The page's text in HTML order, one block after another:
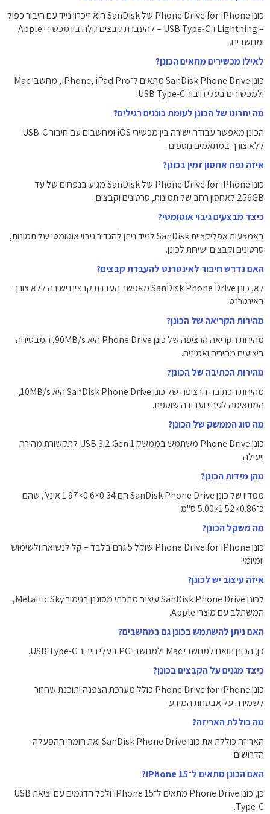
כונן Phone Drive for iPhone של SanDisk הוא זיכרון נייד עם חיבור כפול
– Lightning ו־USB Type-C – להעברת קבצים קלה בין מכשירי Apple
ומחשבים.
לאילו מכשירים מתאים הכונן?
כונן SanDisk Phone Drive מתאים ל־iPhone, iPad Pro, מחשבי Mac
ולמכשירים בעלי חיבור USB Type-C.
מה יתרונו של הכונן לעומת כוננים רגילים?
הכונן מאפשר עבודה ישירה בין מכשירי iOS ומחשבים עם חיבור USB-C
ללא צורך במתאמים נוספים.
איזה נפח אחסון זמין בכונן?
כונן Phone Drive for iPhone של SanDisk מגיע בנפחים של עד
‎256GB‎ לאחסון רחב של תמונות, סרטונים וקבצים.
כיצד מבצעים גיבוי אוטומטי?
באמצעות אפליקציית SanDisk לנייד ניתן להגדיר גיבוי אוטומטי של תמונות,
סרטונים וקבצים ישירות לכונן.
האם נדרש חיבור לאינטרנט להעברת קבצים?
לא, כונן SanDisk Phone Drive מאפשר העברת קבצים ישירה ללא צורך
באינטרנט.
מהירות הקריאה של הכונן?
מהירות הקריאה הרציפה של כונן Phone Drive היא ‎90MB/s‎, המבטיחה
ביצועים מהירים ואמינים.
מהירות הכתיבה של הכונן?
מהירות הכתיבה הרציפה של כונן SanDisk Phone Drive היא ‎10MB/s‎,
המתאימה לגיבוי ועבודה שוטפת.
מה סוג הממשק של הכונן?
כונן Phone Drive משתמש בממשק USB 3.2 Gen 1 לתקשורת מהירה
ויעילה.
מהן מידות הכונן?
ממדיו של כונן SanDisk Phone Drive הם 0.34×0.6×1.97 אינץ’, שהם
כ־0.86×1.52×5.00 ס"מ.
מה משקל הכונן?
כונן Phone Drive for iPhone שוקל ‎5 גרם‎ בלבד – קל לנשיאה ולשימוש
יומיומי.
איזה עיצוב יש לכונן?
לכונן SanDisk Phone Drive עיצוב מתכתי מסוגנן בגימור Metallic Sky,
המשתלב עם מוצרי Apple.
האם ניתן להשתמש בכונן גם במחשבים?
כן, הכונן תואם למחשבי Mac ולמחשבי PC בעלי חיבור USB Type-C.
כיצד מגנים על הקבצים בכונן?
כונן Phone Drive for iPhone כולל מערכת הצפנה ותוכנת שחזור
לשמירה על אבטחת המידע.
מה כוללת האריזה?
האריזה כוללת את כונן SanDisk Phone Drive ואת חומרי ההפעלה
הדרושים.
האם הכונן מתאים ל־iPhone 15?
כן, כונן Phone Drive מתאים ל־iPhone 15 ולכל הדגמים עם יציאת USB
Type-C.